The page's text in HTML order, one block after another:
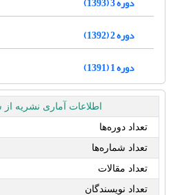
دوره 2 (1392)
دوره 1 (1391)
اطلاعات آماری نشریه از سال 1391
تعداد دوره‌ها
تعداد شماره‌ها
تعداد مقالات
تعداد نویسندگان